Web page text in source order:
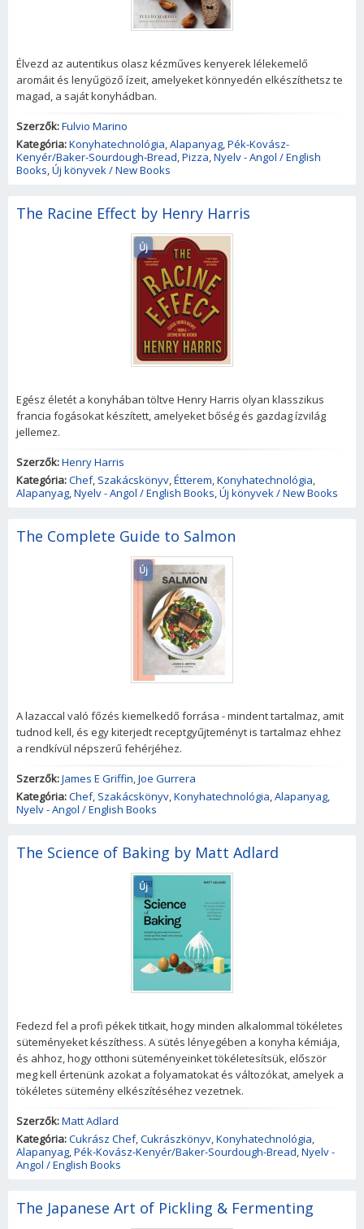
Élvezd az autentikus olasz kézműves kenyerek lélekemelő
aromáit és lenyűgöző ízeit, amelyeket könnyedén elkészíthetsz te
magad, a saját konyhádban.
Szerzők:Fulvio Marino
Kategória:Konyhatechnológia,Alapanyag,Pék-Kovász-
Kenyér/Baker-Sourdough-Bread,Pizza,Nyelv - Angol / English
Books,Új könyvek / New Books
The Racine Effect by Henry Harris
Új
Egész életét a konyhában töltve Henry Harris olyan klasszikus
francia fogásokat készített, amelyeket bőség és gazdag ízvilág
jellemez.
Szerzők:Henry Harris
Kategória:Chef, Szakácskönyv,Étterem,Konyhatechnológia,
Alapanyag,Nyelv - Angol / English Books,Új könyvek / New Books
The Complete Guide to Salmon
Új
A lazaccal való főzés kiemelkedő forrása - mindent tartalmaz, amit
tudnod kell, és egy kiterjedt receptgyűjteményt is tartalmaz ehhez
a rendkívül népszerű fehérjéhez.
Szerzők:James E Griffin,Joe Gurrera
Kategória:Chef, Szakácskönyv,Konyhatechnológia,Alapanyag,
Nyelv - Angol / English Books
The Science of Baking by Matt Adlard
Új
Fedezd fel a profi pékek titkait, hogy minden alkalommal tökéletes
süteményeket készíthess. A sütés lényegében a konyha kémiája,
és ahhoz, hogy otthoni süteményeinket tökéletesítsük, először
meg kell értenünk azokat a folyamatokat és változókat, amelyek a
tökéletes sütemény elkészítéséhez vezetnek.
Szerzők:Matt Adlard
Kategória:Cukrász Chef,Cukrászkönyv,Konyhatechnológia,
Alapanyag,Pék-Kovász-Kenyér/Baker-Sourdough-Bread,Nyelv -
Angol / English Books
The Japanese Art of Pickling & Fermenting